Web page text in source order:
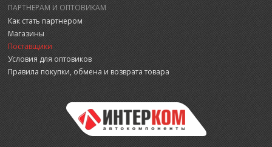
ПАРТНЕРАМ И ОПТОВИКАМ
Как стать партнером
Магазины
Поставщики
Условия для оптовиков
Правила покупки, обмена и возврата товара